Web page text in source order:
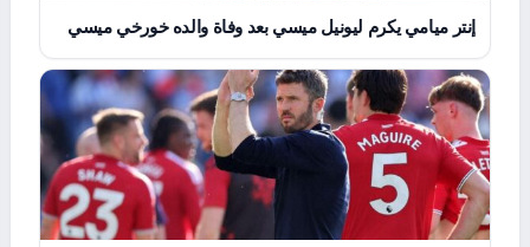
إنتر ميامي يكرم ليونيل ميسي بعد وفاة والده خورخي ميسي